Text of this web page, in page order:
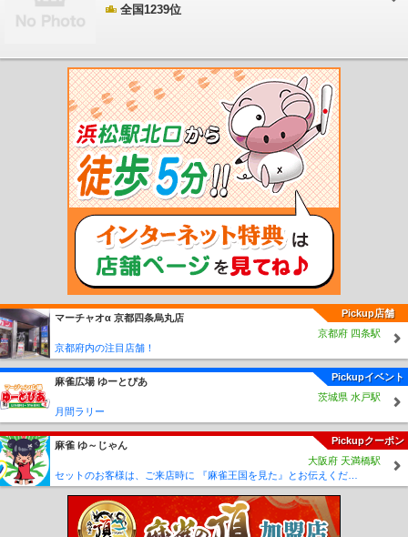
学研都市駅
周船寺駅 波多江駅 筑前前原駅
前深江駅
大入駅
駅
鯰田駅 浦田駅 新飯塚駅 飯塚駅 天道駅 上穂波駅 筑前内野駅
筑前山家
南久留米駅 久留米大学前駅 御井駅 善導寺駅 筑後草野駅 田主丸駅
うきは駅 筑後大石駅 久留米高校前駅 石田駅 志井公園駅 志井駅
採銅所駅 香春駅 一本松駅 田川伊田駅 田川後藤寺駅 池尻駅
西添田駅 添田駅 豊前桝田駅 彦山駅 筑前岩屋駅 大行司駅
歓遊舎ひこさん駅
上三緒駅 下鴨生駅 筑前庄内駅 船尾駅 西戸崎駅
奈多駅 和白駅 香椎神宮駅 舞松原駅 伊賀駅
須恵中央駅 新原駅 宇美駅 西鉄福岡（天神）駅 薬院駅 西鉄平尾駅
井尻駅 雑餉隈駅 春日原駅 白木原駅 下大利駅 都府楼前駅
朝倉街道駅 桜台駅 筑紫駅 津古駅 三国が丘駅 三沢駅
西鉄小郡駅 端間駅 味坂駅 宮の陣駅 櫛原駅 西鉄久留米駅 花畑駅
安武駅 大善寺駅 三潴駅 犬塚駅 大溝駅 八丁牟田駅
西鉄柳川駅 徳益駅 塩塚駅 西鉄中島駅 江の浦駅 開駅 西鉄渡瀬駅
西鉄銀水駅 新栄町駅 紫駅 西鉄五条駅 太宰府駅
校前駅
古賀茶屋駅 北野駅 大城駅 金島駅 大堰駅 本郷駅 上浦駅 馬田駅
甘
木駅
貝塚駅 名島駅 香椎宮前駅 西鉄香椎駅 唐の原駅
三苫駅
西鉄新宮駅
宮地岳駅
津屋崎
駅
大板井駅 松崎駅 今隈駅
口駅
あかぢ駅 藤棚駅 中泉駅 市場駅 ふれあい生力駅 赤池駅 人見駅
金田
駅
上金田駅 糒駅 田川市立病院駅 松山駅 糸田駅
大藪
駅
上伊田駅 勾金駅 源じいの森駅
崎山
駅
犀川駅 東犀川三四郎駅 新豊津駅 豊津駅 今川河童駅 美夜古泉駅
福岡空港
駅
東比恵駅 祇園駅 中洲川端駅 唐人町駅
西新
駅
藤崎駅 箱崎宮前駅
箱崎
九大前駅
橋本駅 次郎丸駅 賀茂駅 野芥駅 梅林駅 福大前駅 七隈駅
香春口三萩野駅 片野駅 城野駅 北方駅 競馬場前駅 守恒駅
徳力公団前
徳力嵐山口駅 志井駅 企救丘駅 西黒崎駅 熊西駅 萩原駅 穴生駅
全国1239位
Pickup店舗
マーチャオα 京都四条烏丸店
京都府 四条駅
京都府内の注目店舗！
Pickupイベント
麻雀広場 ゆーとぴあ
茨城県 水戸駅
月間ラリー
Pickupクーポン
麻雀 ゆ～じゃん
大阪府 天満橋駅